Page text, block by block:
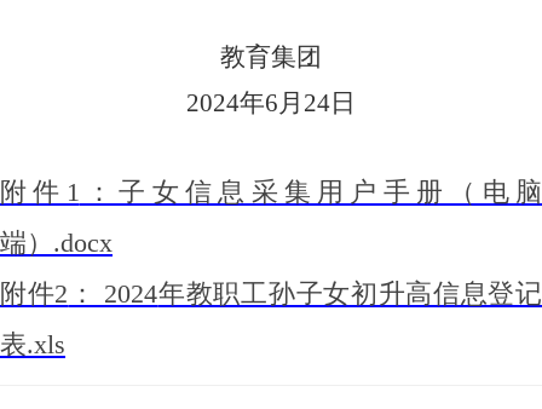
教育集团
2024年6月 24日
附件1 ：子女信息采集用户手册（电脑
端）.docx
附件2 ： 2024年教职工孙子女初升高信息登记
表.xls